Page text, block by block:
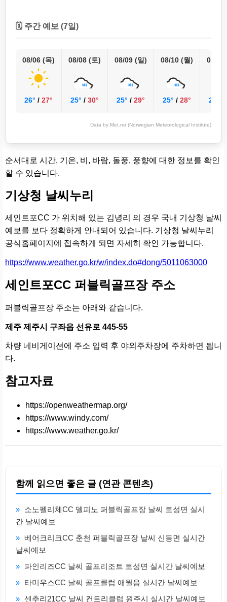
🗓️ 주간 예보 (7일)
08/06 (목)
26° / 27°
08/08 (토)
25° / 30°
08/09 (일)
25° / 29°
08/10 (월)
25° / 28°
08/11
24°
Data by Met.no (Norwegian Meteorological Institute)
순서대로 시간, 기온, 비, 바람, 돌풍, 풍향에 대한 정보를 확인
할 수 있습니다.
기상청 날씨누리
세인트포CC 가 위치해 있는 김녕리 의 경우 국내 기상청 날씨
예보를 보다 정확하게 안내되어 있습니다. 기상청 날씨누리
공식홈페이지에 접속하게 되면 자세히 확인 가능합니다.
https://www.weather.go.kr/w/index.do#dong/5011063000
세인트포CC 퍼블릭골프장 주소
퍼블릭골프장 주소는 아래와 같습니다.
제주 제주시 구좌읍 선유로 445-55
차량 네비게이션에 주소 입력 후 야외주차장에 주차하면 됩니
다.
참고자료
https://openweathermap.org/
https://www.windy.com/
https://www.weather.go.kr/
함께 읽으면 좋은 글 (연관 콘텐츠)
» 소노펠리체CC 델피노 퍼블릭골프장 날씨 토성면 실시
간 날씨예보
» 베어크리크CC 춘천 퍼블릭골프장 날씨 신동면 실시간
날씨예보
» 파인리즈CC 날씨 골프리조트 토성면 실시간 날씨예보
» 타미우스CC 날씨 골프클럽 애월읍 실시간 날씨예보
» 센추리21CC 날씨 컨트리클럽 원주시 실시간 날씨예보